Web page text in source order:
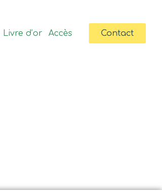
Livre d’or Accès Contact